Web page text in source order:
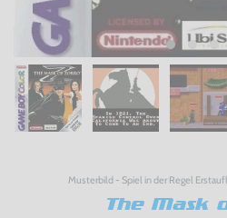
Musterbild - Spiel in der Regel
The Mask